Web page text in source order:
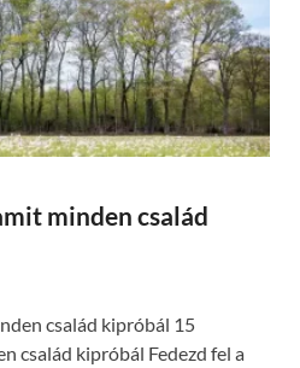
minden család
család kipróbál 15
család kipróbál Fedezd fel a